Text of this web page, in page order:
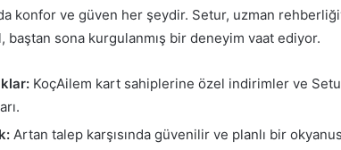
konfor ve güven her şeydir. Setur, uzman
baştan sona kurgulanmış bir deneyim vaat ediyor.
KoçAilem kart sahiplerine özel indirimler ve
Artan talep karşısında güvenilir ve planlı bir